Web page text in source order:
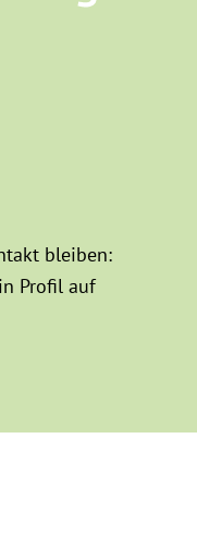
bleiben:
Profil auf